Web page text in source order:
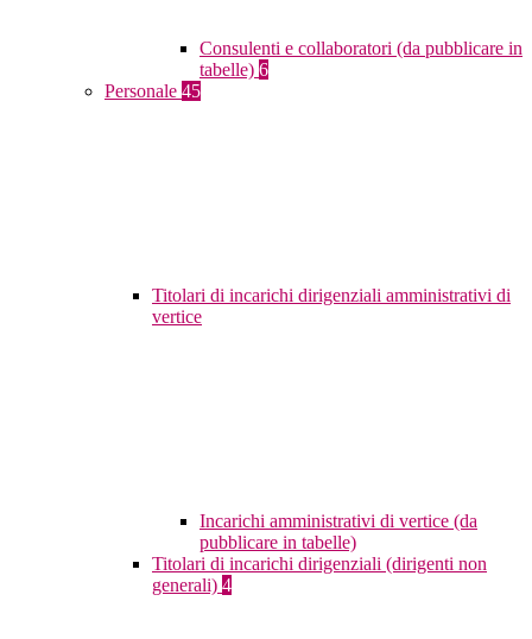
Consulenti e collaboratori (da pubblicare in
tabelle) 6
Personale 45
Titolari di incarichi dirigenziali amministrativi di
vertice
Incarichi amministrativi di vertice (da
pubblicare in tabelle)
Titolari di incarichi dirigenziali (dirigenti non
generali) 4